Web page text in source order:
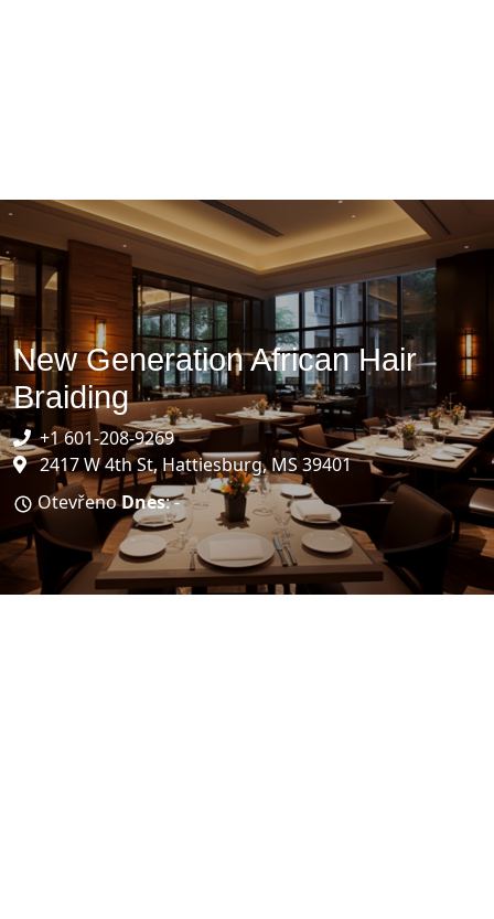
New Generation African Hair
Braiding
+1 601-208-9269
2417 W 4th St, Hattiesburg, MS 39401
OtevřenoDnes: -